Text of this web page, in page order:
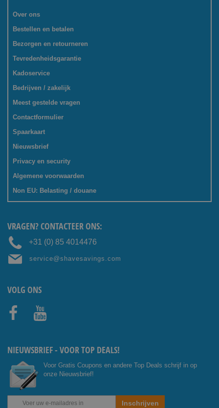
Over ons
Bestellen en betalen
Bezorgen en retourneren
Tevredenheidsgarantie
Kadoservice
Bedrijven / zakelijk
Meest gestelde vragen
Contactformulier
Spaarkaart
Nieuwsbrief
Privacy en security
Algemene voorwaarden
Non EU: Belasting / douane
VRAGEN? CONTACTEER ONS:
+31 (0) 85 4014476
service@shavesavings.com
VOLG ONS
NIEUWSBRIEF - VOOR TOP DEALS!
Voor Gratis Coupons en andere Top Deals schrijf in op
onze Nieuwsbrief!
Abonneer
Inschrijven